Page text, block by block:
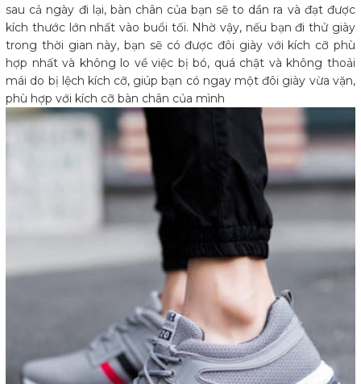
sau cả ngày đi lại, bàn chân của bạn sẽ to dần ra và đạt được
kích thước lớn nhất vào buổi tối. Nhờ vậy, nếu bạn đi thử giày
trong thời gian này, bạn sẽ có được đôi giày với kích cỡ phù
hợp nhất và không lo về việc bị bó, quá chật và không thoải
mái do bị lệch kích cỡ, giúp bạn có ngay một đôi giày vừa vặn,
phù hợp với kích cỡ bàn chân của mình